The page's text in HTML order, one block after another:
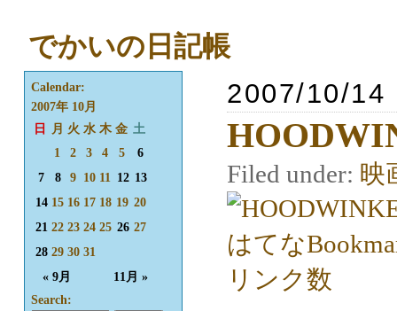
でかいの日記帳
2007/10/14
Filed under: 映
Calendar:
2007年 10月
日
月 火 水 木 金 土
« 9月 11月 »
1 2 3 4 5
6
7
8 9 10 11 12 13
14 15 16 17 18 19 20
21 22 23 24 25 26 27
28 29 30 31
Search: